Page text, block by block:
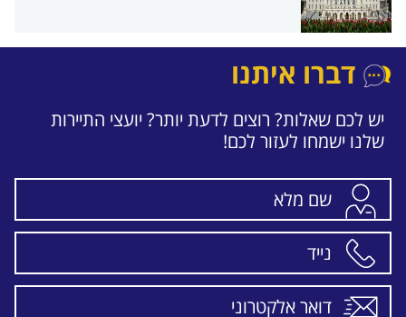
דברו איתנו
יש לכם שאלות? רוצים לדעת יותר? יועצי התיירות
שלנו ישמחו לעזור לכם!